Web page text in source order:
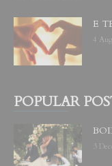
E
4
POPULAR
3